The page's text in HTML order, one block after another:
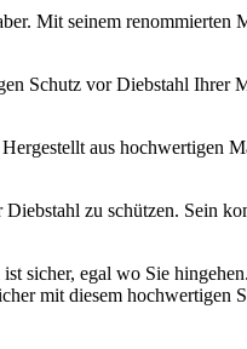
Mit seinem renommierten
Schutz vor Diebstahl Ihrer
aus hochwertigen
zu schützen. Sein
egal wo Sie
mit diesem hochwertigen